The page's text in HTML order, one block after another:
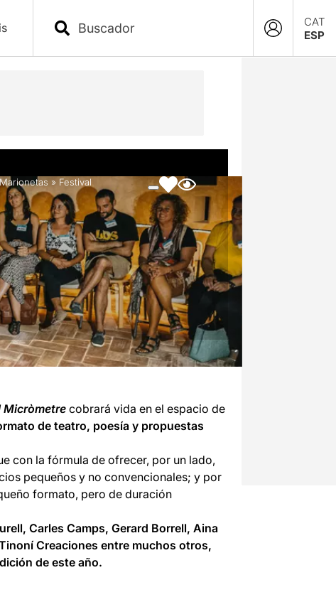
CAT
ESP
Marionetas » Festival
Micròmetre cobrará vida en el espacio de
de teatro, poesía y propuestas
con la fórmula de ofrecer, por un lado,
pequeños y no convencionales; y por
formato, pero de duración
Carles Camps, Gerard Borrell, Aina
Creaciones entre muchos otros,
de este año.